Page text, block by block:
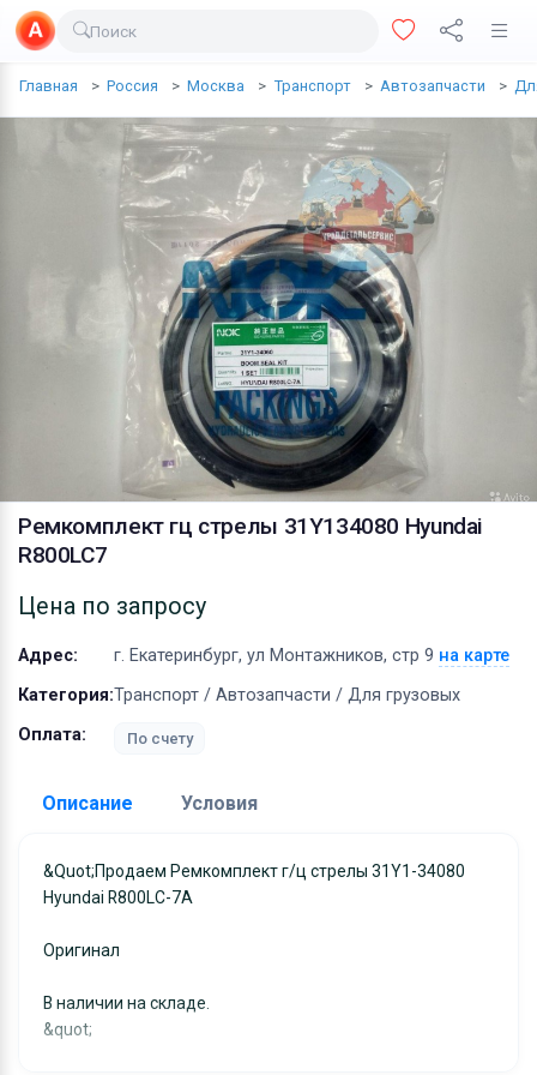
Поиск
Главная Россия Москва Транспорт Автозапчасти
Ремкомплект гц стрелы 31Y134080 Hyundai
R800LC7
Цена по запросу
Адрес: г. Екатеринбург, ул Монтажников, стр 9 на карте
Категория:Транспорт / Автозапчасти / Для грузовых
Оплата:
По счету
Описание Условия
&quot;Продаем Ремкомплект г/ц стрелы 31Y1-34080
Hyundai R800LC-7A
Оригинал
В наличии на складе.
&quot;
Доставка:
Адрес самовывоза:
Условия и гарантии:
Отправка товара осуществляется в течение 2-х
Доставка еды
Транспорт
Недвижимость
Личные вещи
Одежда и обувь
Электроника
Все для дома
Хобби и отдых
Животные